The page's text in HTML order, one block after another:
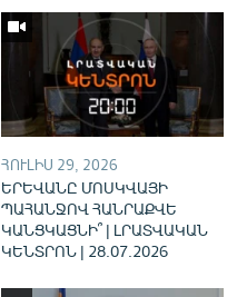
ՀՈՒԼԻՍ 29, 2026
ԵՐԵՎԱՆԸ ՄՈՍԿՎԱՅԻ
ՊԱՀԱՆՋՈՎ ՀԱՆՐԱՔՎԵ
ԿԱՆՑԿԱՑՆԻ՞ | ԼՐԱՏՎԱԿԱՆ
ԿԵՆՏՐՈՆ | 28.07.2026